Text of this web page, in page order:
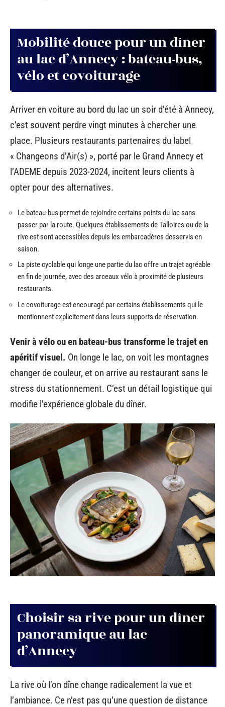
Mobilité douce pour un dîner
au lac d’Annecy : bateau-bus,
vélo et covoiturage
Arriver en voiture au bord du lac un soir d’été à Annecy,
c’est souvent perdre vingt minutes à chercher une
place. Plusieurs restaurants partenaires du label
« Changeons d’Air(s) », porté par le Grand Annecy et
l’ADEME depuis 2023-2024, incitent leurs clients à
opter pour des alternatives.
Le bateau-bus permet de rejoindre certains points du lac sans
passer par la route. Quelques établissements de Talloires ou de la
rive est sont accessibles depuis les embarcadères desservis en
saison.
La piste cyclable qui longe une partie du lac offre un trajet agréable
en fin de journée, avec des arceaux vélo à proximité de plusieurs
restaurants.
Le covoiturage est encouragé par certains établissements qui le
mentionnent explicitement dans leurs supports de réservation.
Venir à vélo ou en bateau-bus transforme le trajet en
apéritif visuel. On longe le lac, on voit les montagnes
changer de couleur, et on arrive au restaurant sans le
stress du stationnement. C’est un détail logistique qui
modifie l’expérience globale du dîner.
Choisir sa rive pour un dîner
panoramique au lac
d’Annecy
La rive où l’on dîne change radicalement la vue et
l’ambiance. Ce n’est pas qu’une question de distance